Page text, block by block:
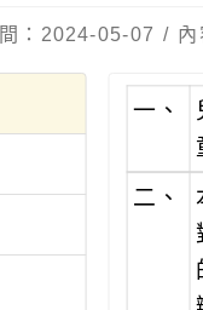
：2024-05-07 / 內
一、
二、